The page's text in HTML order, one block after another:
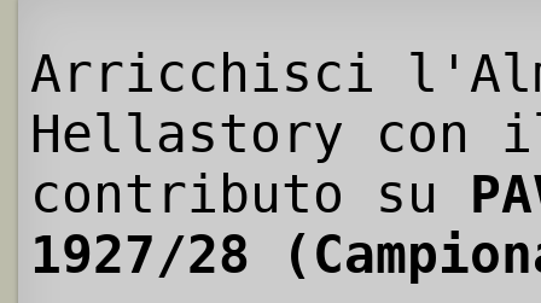
Arricchisci
Hellastory con
contributo su
1927/28